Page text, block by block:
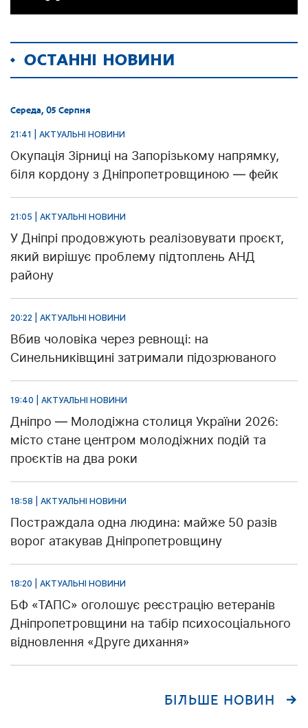
ОСТАННІ НОВИНИ
Середа, 05 Серпня
21:41 | АКТУАЛЬНІ НОВИНИ
Окупація Зірниці на Запорізькому напрямку,
біля кордону з Дніпропетровщиною — фейк
21:05 | АКТУАЛЬНІ НОВИНИ
У Дніпрі продовжують реалізовувати проєкт,
який вирішує проблему підтоплень АНД
району
20:22 | АКТУАЛЬНІ НОВИНИ
Вбив чоловіка через ревнощі: на
Синельниківщині затримали підозрюваного
19:40 | АКТУАЛЬНІ НОВИНИ
Дніпро — Молодіжна столиця України 2026:
місто стане центром молодіжних подій та
проєктів на два роки
18:58 | АКТУАЛЬНІ НОВИНИ
Постраждала одна людина: майже 50 разів
ворог атакував Дніпропетровщину
18:20 | АКТУАЛЬНІ НОВИНИ
БФ «ТАПС» оголошує реєстрацію ветеранів
Дніпропетровщини на табір психосоціального
відновлення «Друге дихання»
БІЛЬШЕ НОВИН